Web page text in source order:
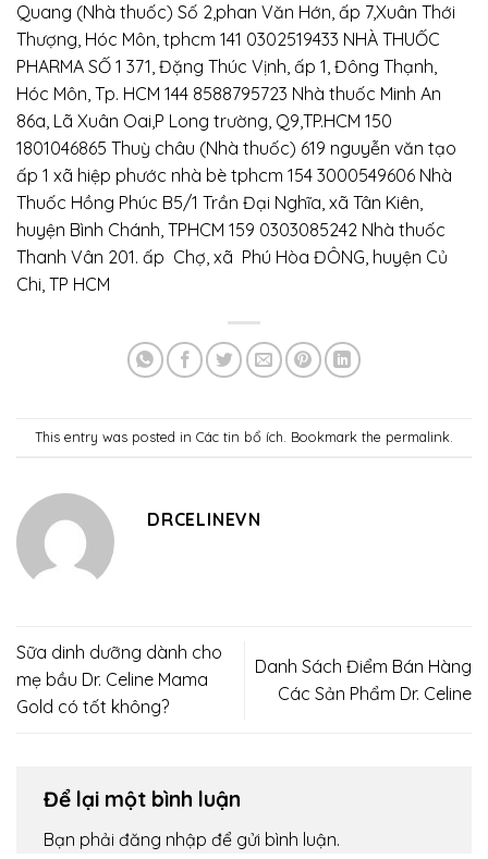
Quang (Nhà thuốc) Số 2,phan Văn Hớn, ấp 7,Xuân Thới
Thượng, Hóc Môn, tphcm 141 0302519433 NHÀ THUỐC
PHARMA SỐ 1 371, Đặng Thúc Vịnh, ấp 1, Đông Thạnh,
Hóc Môn, Tp. HCM 144 8588795723 Nhà thuốc Minh An
86a, Lã Xuân Oai,P Long trường, Q9,TP.HCM 150
1801046865 Thuỳ châu (Nhà thuốc) 619 nguyễn văn tạo
ấp 1 xã hiệp phước nhà bè tphcm 154 3000549606 Nhà
Thuốc Hồng Phúc B5/1 Trần Đại Nghĩa, xã Tân Kiên,
huyện Bình Chánh, TPHCM 159 0303085242 Nhà thuốc
Thanh Vân 201. ấp Chợ, xã Phú Hòa ĐÔNG, huyện Củ
Chi, TP HCM
This entry was posted in Các tin bổ ích. Bookmark the permalink.
DRCELINEVN
Sữa dinh dưỡng dành cho
mẹ bầu Dr. Celine Mama
Gold có tốt không?
Danh Sách Điểm Bán Hàng
Các Sản Phẩm Dr. Celine
Để lại một bình luận
Bạn phải đăng nhập để gửi bình luận.